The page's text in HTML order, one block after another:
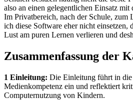
also an einen gelegentlichen Einsatz mit
Im Privatbereich, nach der Schule, zum
ich diese Software eher nicht einsetzen,
Lust am puren Lernen verlieren und
Zusammenfassung der
1 Einleitung: Die Einleitung führt in die
Medienkompetenz ein und reflektiert
Computernutzung von Kindern.